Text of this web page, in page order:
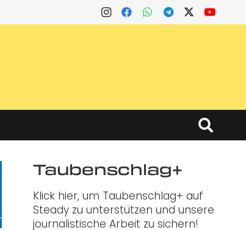
Taubenschlag+
Klick hier, um Taubenschlag+ auf
Steady zu unterstützen und unsere
journalistische Arbeit zu sichern!